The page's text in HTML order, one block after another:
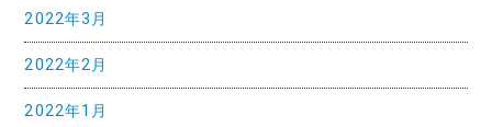
2022年3月
2022年2月
2022年1月